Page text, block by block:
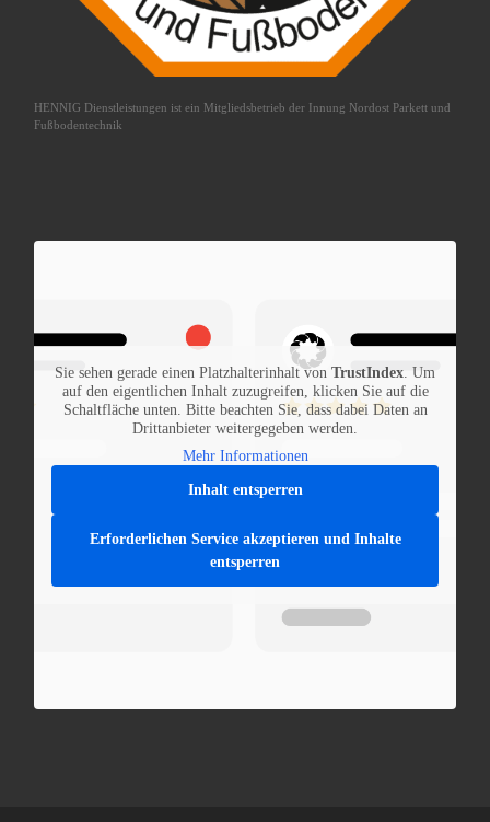
HENNIG Dienstleistungen ist ein Mitgliedsbetrieb der Innung Nordost Parkett und
Fußbodentechnik
Sie sehen gerade einen Platzhalterinhalt von TrustIndex . Um
auf den eigentlichen Inhalt zuzugreifen, klicken Sie auf die
Schaltfläche unten. Bitte beachten Sie, dass dabei Daten an
Drittanbieter weitergegeben werden.
Mehr Informationen
Inhalt entsperren
Erforderlichen Service akzeptieren und Inhalte
entsperren